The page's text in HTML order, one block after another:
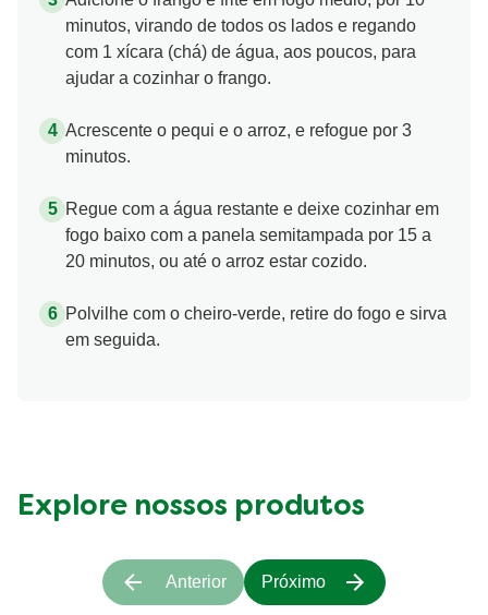
minutos, virando de todos os lados e regando
com 1 xícara (chá) de água, aos poucos, para
ajudar a cozinhar o frango.
Acrescente o pequi e o arroz, e refogue por 3
minutos.
Regue com a água restante e deixe cozinhar em
fogo baixo com a panela semitampada por 15 a
20 minutos, ou até o arroz estar cozido.
Polvilhe com o cheiro-verde, retire do fogo e sirva
em seguida.
Explore nossos produtos
Anterior Próximo